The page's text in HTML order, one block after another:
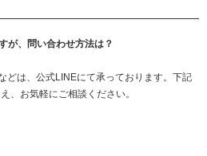
が、問い合わせ方法は？
どは、公式LINEにて承っております。下記
、お気軽にご相談ください。